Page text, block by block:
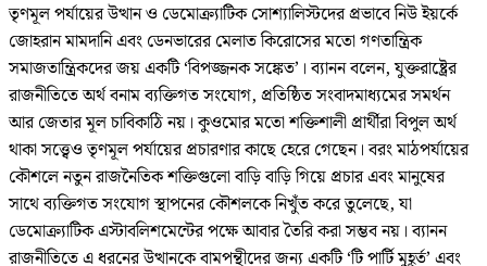
তৃণমূল পর্যায়ের উত্থান ও ডেমোক্র্যাটিক সোশ্যালিস্টদের প্রভাবে নিউ ইয়র্কে
জোহরান মামদানি এবং ডেনভারের মেলাত কিরোসের মতো গণতান্ত্রিক
সমাজতান্ত্রিকদের জয় একটি ‘বিপজ্জনক সঙ্কেত’। ব্যানন বলেন, যুক্তরাষ্ট্রের
রাজনীতিতে অর্থ বনাম ব্যক্তিগত সংযোগ, প্রতিষ্ঠিত সংবাদমাধ্যমের সমর্থন
আর জেতার মূল চাবিকাঠি নয়। কুওমোর মতো শক্তিশালী প্রার্থীরা বিপুল অর্থ
থাকা সত্ত্বেও তৃণমূল পর্যায়ের প্রচারণার কাছে হেরে গেছেন। বরং মাঠপর্যায়ের
কৌশলে নতুন রাজনৈতিক শক্তিগুলো বাড়ি বাড়ি গিয়ে প্রচার এবং মানুষের
সাথে ব্যক্তিগত সংযোগ স্থাপনের কৌশলকে নিখুঁত করে তুলেছে, যা
ডেমোক্র্যাটিক এস্টাবলিশমেন্টের পক্ষে আবার তৈরি করা সম্ভব নয়। ব্যানন
রাজনীতিতে এ ধরনের উত্থানকে বামপন্থীদের জন্য একটি ‘টি পার্টি মুহূর্ত’ এবং